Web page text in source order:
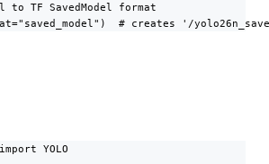
to TF SavedModel format
# creates '/
YOLO